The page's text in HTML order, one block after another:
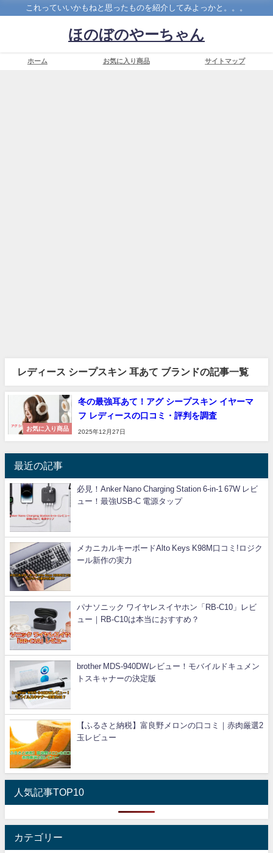
これっていいかもねと思ったものを紹介してみよっかと。。。
ほのぼのやーちゃん
ホーム お気に入り商品 サイトマップ
レディース シープスキン 耳あて ブランドの記事一覧
お気に入り商品
冬の最強耳あて！アグ シープスキン イヤーマ
フ レディースの口コミ・評判を調査
2025年12月27日
最近の記事
必見！Anker Nano Charging Station 6-in-1 67W レビ
ュー！最強USB-C 電源タップ
メカニカルキーボードAlto Keys K98M口コミ!ロジク
ール新作の実力
パナソニック ワイヤレスイヤホン「RB-C10」レビ
ュー｜RB-C10は本当におすすめ？
brother MDS-940DWレビュー！モバイルドキュメン
トスキャナーの決定版
【ふるさと納税】富良野メロンの口コミ｜赤肉厳選2
玉レビュー
人気記事TOP10
カテゴリー